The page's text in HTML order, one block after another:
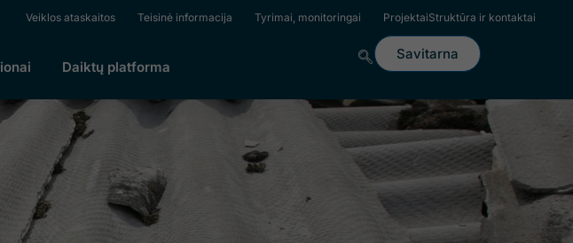
Veiklos ataskaitos Teisinė informacija Tyrimai, monitoringai ProjektaiStruktūra ir kontaktai
Daiktų platforma
Savitarna
mattis, pulvinar dapibus leo.